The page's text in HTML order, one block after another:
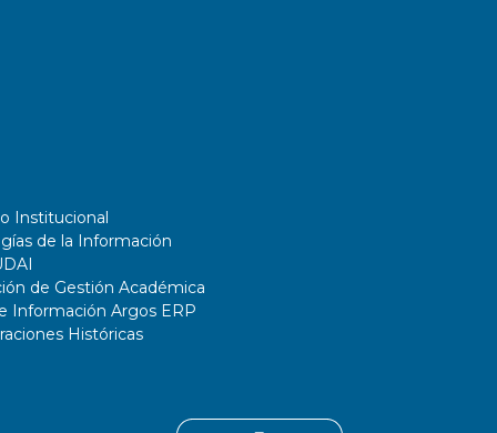
Institucional
de la Información
de Gestión Académica
Información Argos ERP
Históricas